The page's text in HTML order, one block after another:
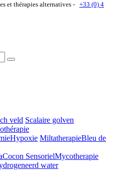
et thérapies alternatives - +33 (0) 4
veld Scalaire golven
Hypoxie MiltatherapieBleu de
Cocon SensorielMycotherapie
water